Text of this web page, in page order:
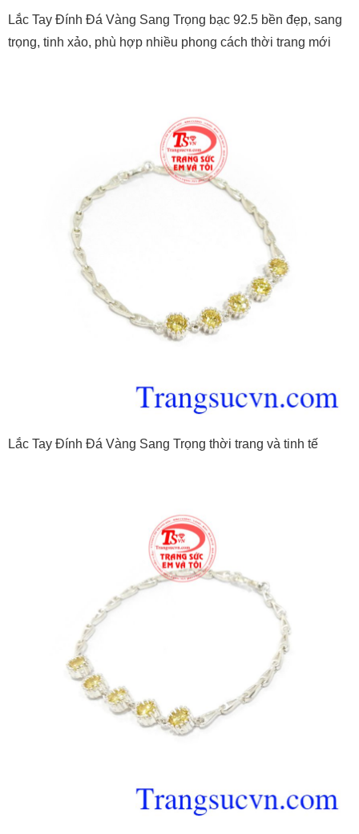
Lắc Tay Đính Đá Vàng Sang Trọng bạc 92.5 bền đẹp, sang
trọng, tinh xảo, phù hợp nhiều phong cách thời trang mới
Lắc Tay Đính Đá Vàng Sang Trọng thời trang và tinh tế